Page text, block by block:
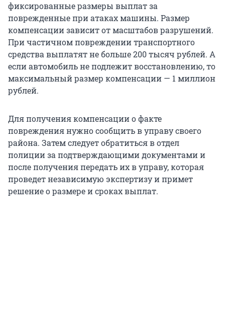
фиксированные размеры выплат за
поврежденные при атаках машины. Размер
компенсации зависит от масштабов разрушений.
При частичном повреждении транспортного
средства выплатят не больше 200 тысяч рублей. А
если автомобиль не подлежит восстановлению, то
максимальный размер компенсации — 1 миллион
рублей.
Для получения компенсации о факте
повреждения нужно сообщить в управу своего
района. Затем следует обратиться в отдел
полиции за подтверждающими документами и
после получения передать их в управу, которая
проведет независимую экспертизу и примет
решение о размере и сроках выплат.